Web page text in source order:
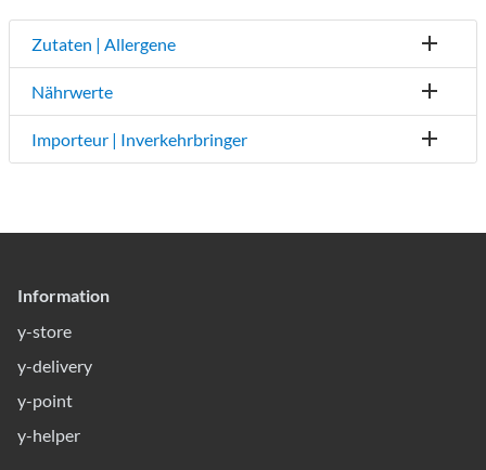
Zutaten | Allergene
Nährwerte
Importeur | Inverkehrbringer
Information
y-store
y-delivery
y-point
y-helper